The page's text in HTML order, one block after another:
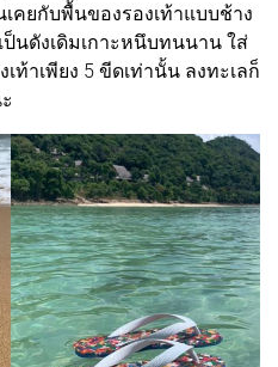
คยกับพื้นของรองเท้าแบบช้าง
ป็นดังเดิมเกาะหนึบทนนาน ใส่
ท้าเพียง 5 ขีดเท่านั้น ลงทะเลก็